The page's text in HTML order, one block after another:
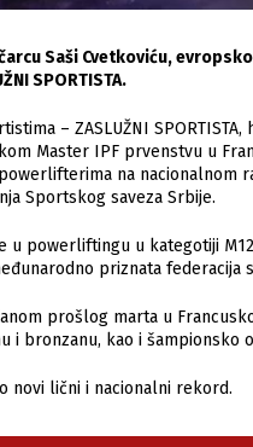
Saši Cvetkoviću,
SPORTISTA.
– ZASLUŽNI
Master IPF prvenstvu u
na nacionalnom
Sportskog saveza Srbije.
u powerliftingu u kategotiji
priznata federacija
prošlog marta u
i bronzanu, kao i šampionsko
novi lični i nacionalni rekord.